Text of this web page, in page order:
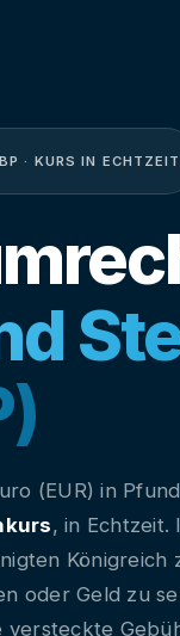
· KURS IN ECHTZEIT
(EUR) in
, in Echtzeit.
Königreich
oder Geld zu
versteckte